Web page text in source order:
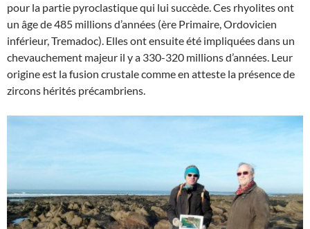
pour la partie pyroclastique qui lui succède. Ces rhyolites ont
un âge de 485 millions d’années (ère Primaire, Ordovicien
inférieur, Tremadoc). Elles ont ensuite été impliquées dans un
chevauchement majeur il y a 330-320 millions d’années. Leur
origine est la fusion crustale comme en atteste la présence de
zircons hérités précambriens.